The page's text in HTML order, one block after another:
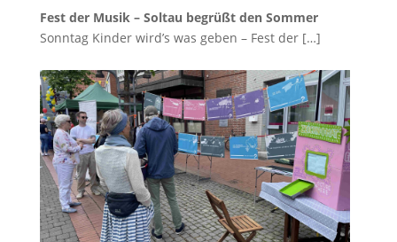
Fest der Musik – Soltau begrüßt den Sommer
Sonntag Kinder wird’s was geben – Fest der […]